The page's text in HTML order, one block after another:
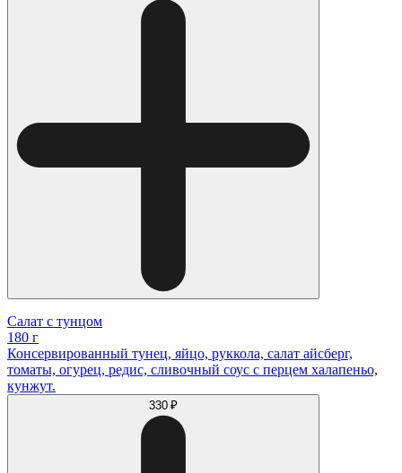
Салат с тунцом
180 г
Консервированный тунец, яйцо, руккола, салат айсберг,
томаты, огурец, редис, сливочный соус с перцем халапеньо,
кунжут.
330 ₽